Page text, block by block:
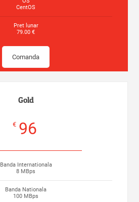
CentOS
Pret lunar
79.00 €
Comanda
Gold
€ 96
Banda Internationala
8 MBps
Banda Nationala
100 MBps